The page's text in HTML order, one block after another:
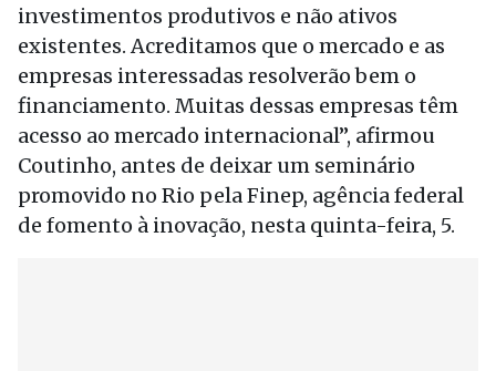
investimentos produtivos e não ativos
existentes. Acreditamos que o mercado e as
empresas interessadas resolverão bem o
financiamento. Muitas dessas empresas têm
acesso ao mercado internacional”, afirmou
Coutinho, antes de deixar um seminário
promovido no Rio pela Finep, agência federal
de fomento à inovação, nesta quinta-feira, 5.